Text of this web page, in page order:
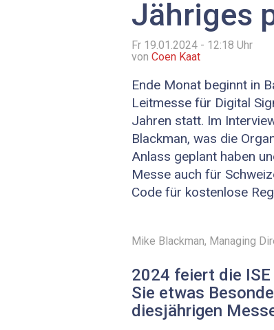
Jähriges
Fr 19.01.2024 - 12:18 Uhr
von Coen Kaat
Ende Monat beginnt in
Leitmesse für Digital
Jahren statt. Im
Blackman, was die
Anlass geplant haben
Messe auch für
Code für kostenlose
Mike Blackman, Managing
2024 feiert die
Sie etwas
diesjährigen